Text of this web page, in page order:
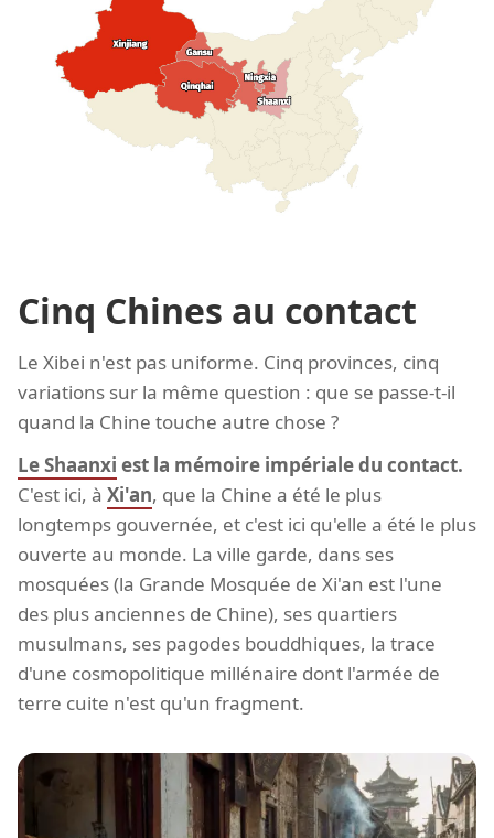
Cinq Chines au contact
Le Xibei n'est pas uniforme. Cinq provinces, cinq
variations sur la même question : que se passe-t-il
quand la Chine touche autre chose ?
Le Shaanxi est la mémoire impériale du contact.
C'est ici, à Xi'an, que la Chine a été le plus
longtemps gouvernée, et c'est ici qu'elle a été le plus
ouverte au monde. La ville garde, dans ses
mosquées (la Grande Mosquée de Xi'an est l'une
des plus anciennes de Chine), ses quartiers
musulmans, ses pagodes bouddhiques, la trace
d'une cosmopolitique millénaire dont l'armée de
terre cuite n'est qu'un fragment.